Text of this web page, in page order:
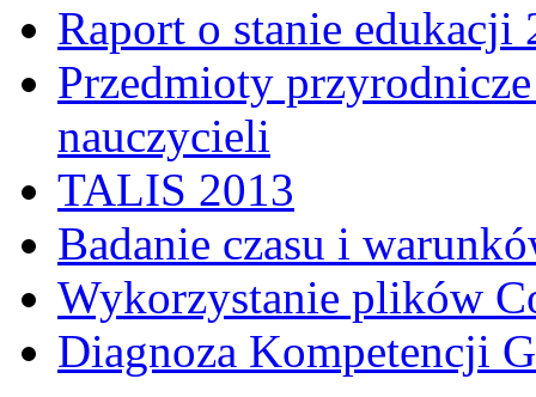
Raport o stanie edukacji
Przedmioty
nauczycieli
TALIS 2013
Badanie czasu i
Wykorzystanie plików
Diagnoza Kompetencji